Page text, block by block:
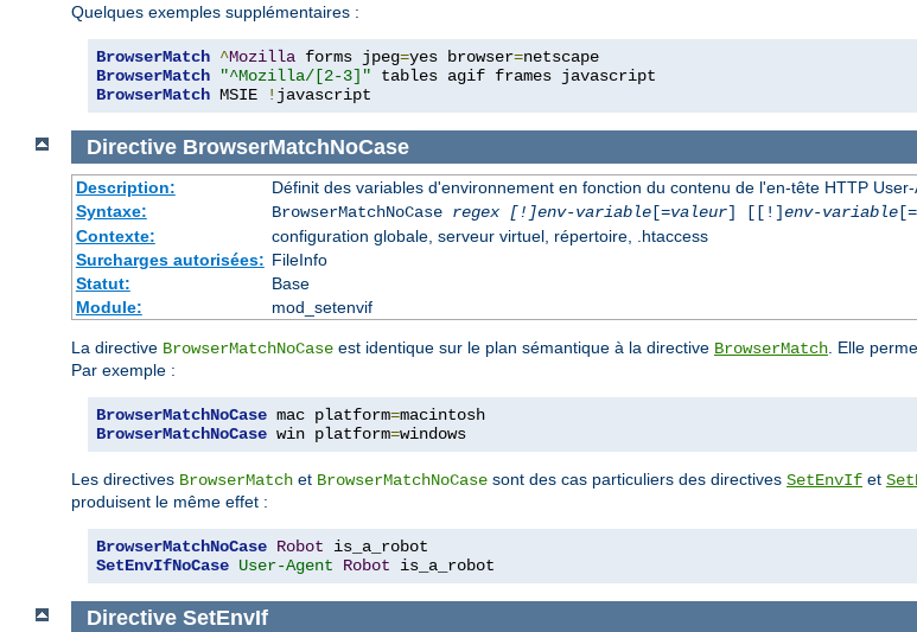
Quelques exemples supplémentaires :
BrowserMatch ^Mozilla forms jpeg=yes browser=
BrowserMatch
"^Mozilla/[2-3]"
BrowserMatch MSIE ! javascript
Directive BrowserMatchNoCase
Description:
Définit des variables d'environnement en fonction du contenu de l'en-tête HTTP
Syntaxe:
BrowserMatchNoCase regex [!]env-variable[=valeur] [[!]env-variable[=
Contexte:
configuration globale, serveur virtuel, répertoire, .htaccess
Surcharges autorisées: FileInfo
Statut:
Base
Module:
mod_setenvif
La directive BrowserMatchNoCase est identique sur le plan sémantique à la directive BrowserMatch. Elle
Par exemple :
BrowserMatchNoCase mac platform=
BrowserMatchNoCase win platform=windows
Les directives BrowserMatch et BrowserMatchNoCase sont des cas particuliers des directives SetEnvIf et
produisent le même effet :
BrowserMatchNoCase Robot
SetEnvIfNoCase User-Agent Robot is_a_robot
Directive SetEnvIf